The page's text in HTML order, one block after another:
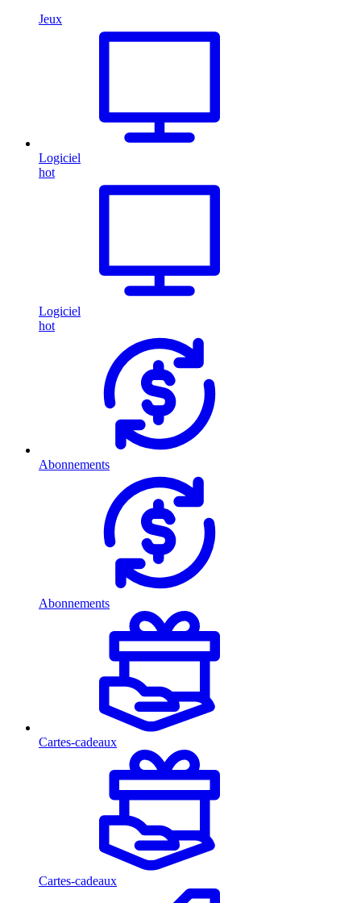
Jeux
Logiciel
hot
Logiciel
hot
Abonnements
Abonnements
Cartes-cadeaux
Cartes-cadeaux